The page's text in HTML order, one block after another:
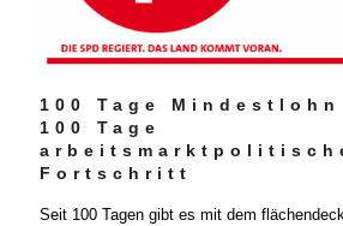
100 Tage Mindestlohn
100 Tage
Fortschritt
Seit 100 Tagen gibt es mit dem